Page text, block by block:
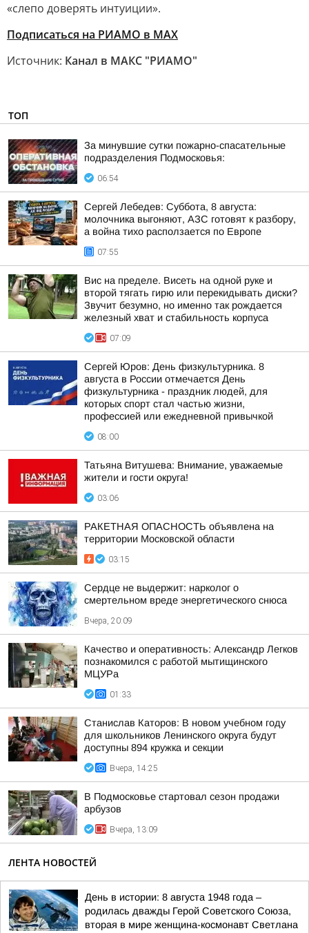
«слепо доверять интуиции».
Подписаться на РИАМО в MAX
Источник: Канал в МАКС "РИАМО"
ТОП
За минувшие сутки пожарно-спасательные
подразделения Подмосковья:
06:54
Сергей Лебедев: Суббота, 8 августа:
молочника выгоняют, АЗС готовят к разбору,
а война тихо расползается по Европе
07:55
Вис на пределе. Висеть на одной руке и
второй тягать гирю или перекидывать диски?
Звучит безумно, но именно так рождается
железный хват и стабильность корпуса
07:09
Сергей Юров: День физкультурника. 8
августа в России отмечается День
физкультурника - праздник людей, для
которых спорт стал частью жизни,
профессией или ежедневной привычкой
08:00
Татьяна Витушева: Внимание, уважаемые
жители и гости округа!
03:06
РАКЕТНАЯ ОПАСНОСТЬ объявлена на
территории Московской области
03:15
Сердце не выдержит: нарколог о
смертельном вреде энергетического снюса
Вчера, 20:09
Качество и оперативность: Александр Легков
познакомился с работой мытищинского
МЦУРа
01:33
Станислав Каторов: В новом учебном году
для школьников Ленинского округа будут
доступны 894 кружка и секции
Вчера, 14:25
В Подмосковье стартовал сезон продажи
арбузов
Вчера, 13:09
ЛЕНТА НОВОСТЕЙ
День в истории: 8 августа 1948 года –
родилась дважды Герой Советского Союза,
вторая в мире женщина-космонавт Светлана